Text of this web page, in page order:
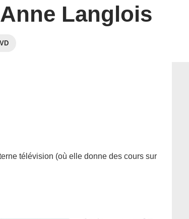
Anne Langlois
télévision (où elle donne des cours sur